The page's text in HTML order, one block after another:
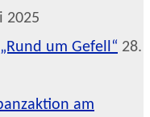
2025
um Gefell“ 28.
am